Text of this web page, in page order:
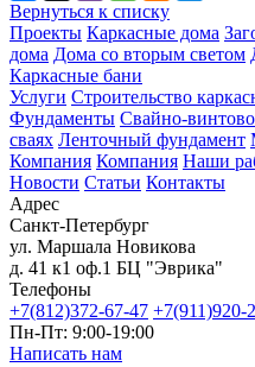
Вернуться к списку
Проекты Каркасные дома
дома Дома со вторым светом
Каркасные бани
Услуги Строительство
Фундаменты Свайно-
сваях Ленточный фундамент
Компания Компания Наши
Новости Статьи Контакты
Адрес
Санкт-Петербург
ул. Маршала Новикова
д. 41 к1 оф.1 БЦ "Эврика"
Телефоны
+7(812)372-67-47 +7(911)920-
Пн-Пт: 9:00-19:00
Написать нам